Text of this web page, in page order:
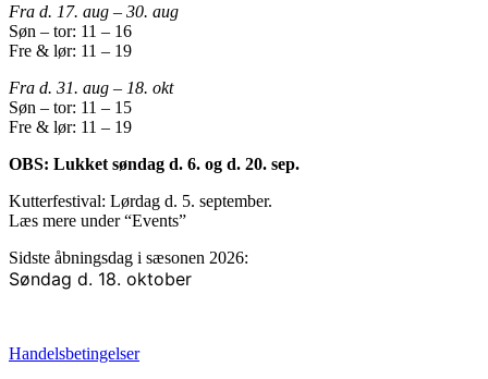
Fra d. 17. aug – 30. aug
Søn – tor: 11 – 16
Fre & lør: 11 – 19
Fra d. 31. aug – 18. okt
Søn – tor: 11 – 15
Fre & lør: 11 – 19
OBS: Lukket søndag d. 6. og d. 20. sep.
Kutterfestival: Lørdag d. 5. september.
Læs mere under “Events”
Sidste åbningsdag i sæsonen 2026:
Søndag d. 18. oktober
Handelsbetingelser